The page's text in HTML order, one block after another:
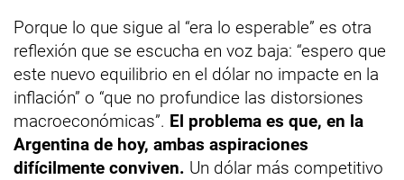
Porque lo que sigue al “era lo esperable” es otra
reflexión que se escucha en voz baja: “espero que
este nuevo equilibrio en el dólar no impacte en la
inflación” o “que no profundice las distorsiones
macroeconómicas”. El problema es que, en la
Argentina de hoy, ambas aspiraciones
difícilmente conviven. Un dólar más competitivo